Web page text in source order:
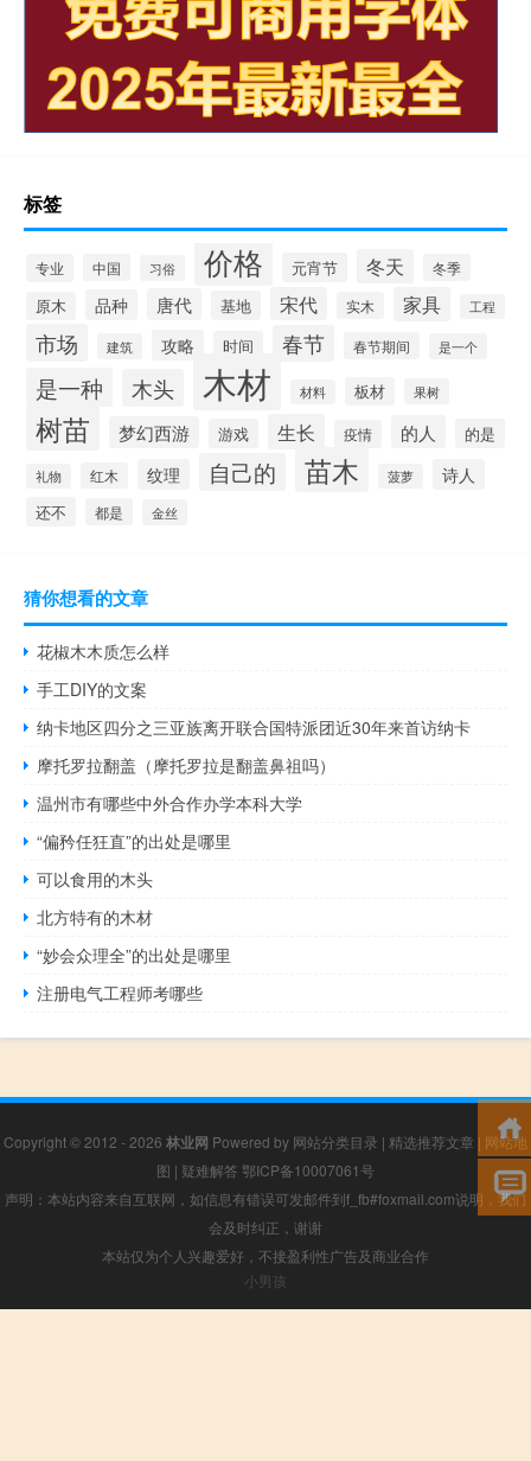
标签
专业 中国 习俗 价格 元宵节 冬天 冬季
原木 品种 唐代 基地 宋代 实木 家具 工程
市场 建筑 攻略 时间 春节 春节期间 是一个
是一种 木头 木材 材料 板材 果树
树苗 梦幻西游 游戏 生长 疫情 的人 的是
礼物 红木 纹理 自己的 苗木 菠萝 诗人
还不 都是 金丝
猜你想看的文章
花椒木木质怎么样
手工DIY的文案
纳卡地区四分之三亚族离开联合国特派团近30年来首访纳卡
摩托罗拉翻盖（摩托罗拉是翻盖鼻祖吗）
温州市有哪些中外合作办学本科大学
“偏矜任狂直”的出处是哪里
可以食用的木头
北方特有的木材
“妙会众理全”的出处是哪里
注册电气工程师考哪些
Copyright © 2012 - 2026 林业网 Powered by 网站分类目录 | 精选推荐文章 | 网站地
图 | 疑难解答 鄂ICP备10007061号
声明：本站内容来自互联网，如信息有错误可发邮件到f_fb#foxmail.com说明，我们
会及时纠正，谢谢
本站仅为个人兴趣爱好，不接盈利性广告及商业合作
小男孩